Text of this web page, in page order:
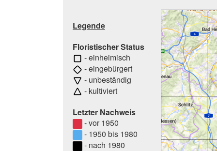
Legende
Floristischer Status
- einheimisch
- eingebürgert
- unbeständig
- kultiviert
Letzter Nachweis
- vor 1950
- 1950 bis 1980
- nach 1980